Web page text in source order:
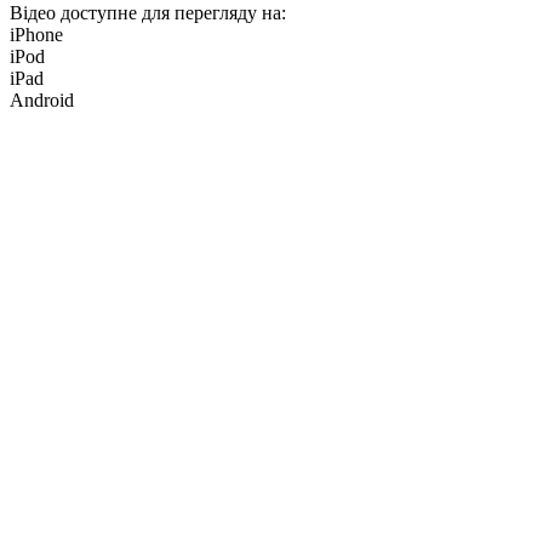
Відео доступне для перегляду на:
iPhone
iPod
iPad
Android